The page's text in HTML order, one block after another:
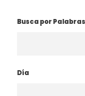
Busca por Palabras
Día